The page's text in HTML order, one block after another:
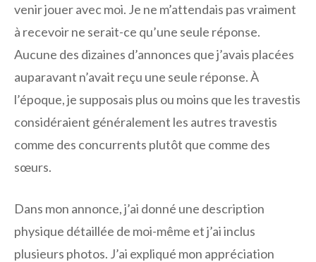
venir jouer avec moi. Je ne m’attendais pas vraiment
à recevoir ne serait-ce qu’une seule réponse.
Aucune des dizaines d’annonces que j’avais placées
auparavant n’avait reçu une seule réponse. À
l’époque, je supposais plus ou moins que les travestis
considéraient généralement les autres travestis
comme des concurrents plutôt que comme des
sœurs.
Dans mon annonce, j’ai donné une description
physique détaillée de moi-même et j’ai inclus
plusieurs photos. J’ai expliqué mon appréciation